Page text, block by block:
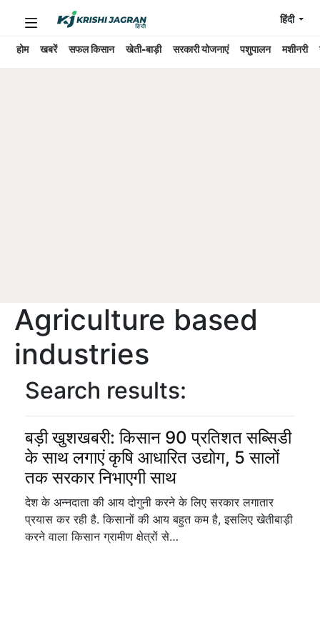
होम खबरें सफल किसान खेती-बाड़ी सरकारी योजनाएं पशुपालन मशीनरी
हिंदी
Agriculture based
industries
Search results:
बड़ी खुशखबरी: किसान 90 प्रतिशत सब्सिडी
के साथ लगाएं कृषि आधारित उद्योग, 5 सालों
तक सरकार निभाएगी साथ
देश के अन्नदाता की आय दोगुनी करने के लिए सरकार लगातार
प्रयास कर रही है. किसानों की आय बहुत कम है, इसलिए खेतीबाड़ी
करने वाला किसान ग्रामीण क्षेत्रों से…